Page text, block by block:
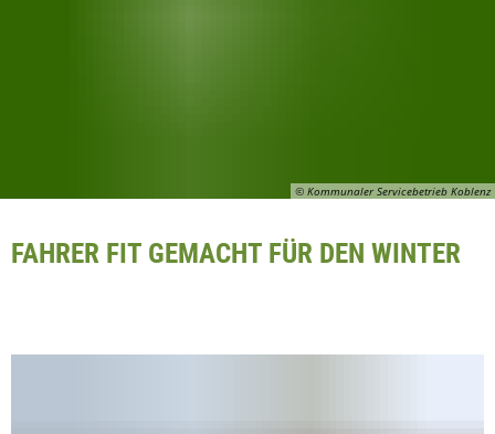
© Kommunaler Servicebetrieb Koblenz
FAHRER FIT GEMACHT FÜR DEN WINTER